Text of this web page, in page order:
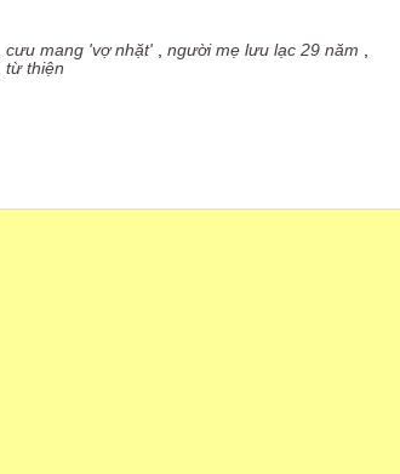
cưu mang 'vợ nhặt' người mẹ lưu lạc 29 năm
từ thiện